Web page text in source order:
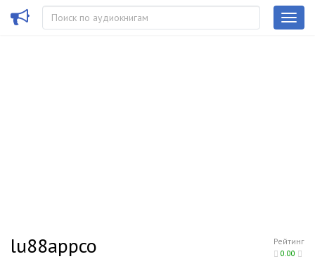
Рейтинг
0.00
lu88appco